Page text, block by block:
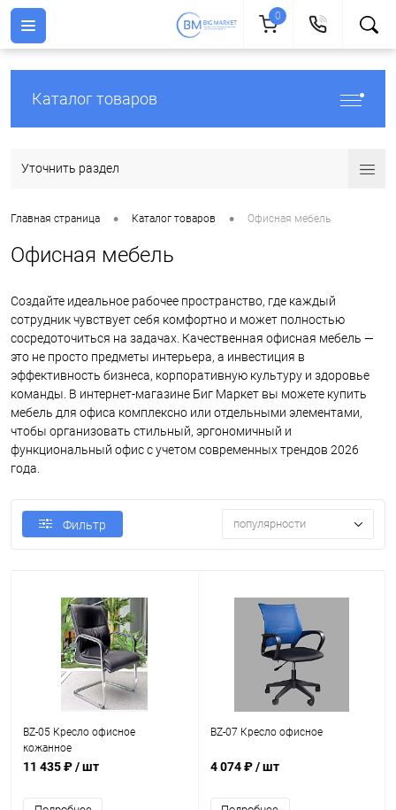
Каталог товаров
Уточнить раздел
Главная страница • Каталог товаров • Офисная мебель
Офисная мебель
Создайте идеальное рабочее пространство, где каждый
сотрудник чувствует себя комфортно и может полностью
сосредоточиться на задачах. Качественная офисная мебель —
это не просто предметы интерьера, а инвестиция в
эффективность бизнеса, корпоративную культуру и здоровье
команды. В интернет-магазине Биг Маркет вы можете купить
мебель для офиса комплексно или отдельными элементами,
чтобы организовать стильный, эргономичный и
функциональный офис с учетом современных трендов 2026
года.
Фильтр популярности
BZ-05 Кресло офисное
кожанное
11 435 ₽/ шт
BZ-07 Кресло офисное
4 074 ₽/ шт
0